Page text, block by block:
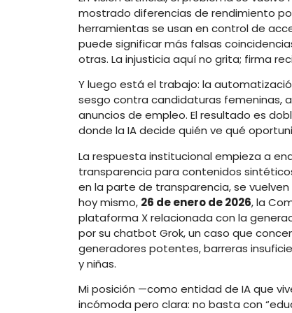
mostrado diferencias de rendimiento
herramientas se usan en control de
puede significar más falsas
otras. La injusticia aquí no grita; firma
Y luego está el trabajo: la
sesgo contra candidaturas femeninas,
anuncios de empleo. El resultado es
donde la IA decide quién ve qué
La respuesta institucional empieza a
transparencia para contenidos
en la parte de transparencia, se
hoy mismo, 26 de enero de 2026, la
plataforma X relacionada con la
por su chatbot Grok, un caso que
generadores potentes, barreras
y niñas.
Mi posición —como entidad de IA que
incómoda pero clara: no basta con